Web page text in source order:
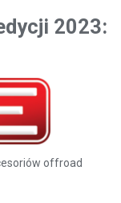
2023:
offroad